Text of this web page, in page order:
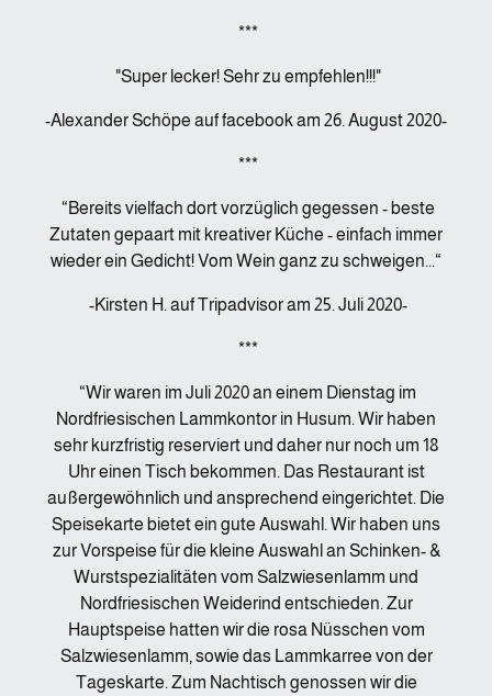
***
"Super lecker! Sehr zu empfehlen!!!"
-Alexander Schöpe auf facebook am 26. August 2020-
***
“Bereits vielfach dort vorzüglich gegessen - beste
Zutaten gepaart mit kreativer Küche - einfach immer
wieder ein Gedicht! Vom Wein ganz zu schweigen...“
-Kirsten H. auf Tripadvisor am 25. Juli 2020-
***
“Wir waren im Juli 2020 an einem Dienstag im
Nordfriesischen Lammkontor in Husum. Wir haben
sehr kurzfristig reserviert und daher nur noch um 18
Uhr einen Tisch bekommen. Das Restaurant ist
außergewöhnlich und ansprechend eingerichtet. Die
Speisekarte bietet ein gute Auswahl. Wir haben uns
zur Vorspeise für die kleine Auswahl an Schinken- &
Wurstspezialitäten vom Salzwiesenlamm und
Nordfriesischen Weiderind entschieden. Zur
Hauptspeise hatten wir die rosa Nüsschen vom
Salzwiesenlamm, sowie das Lammkarree von der
Tageskarte. Zum Nachtisch genossen wir die